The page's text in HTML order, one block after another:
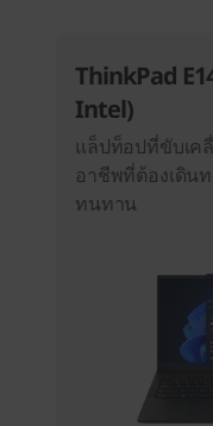
ThinkPad E14
Intel)
แล็ปท็อปที่ขับเค
อาชีพที่ต้องเดินท
ทนทาน